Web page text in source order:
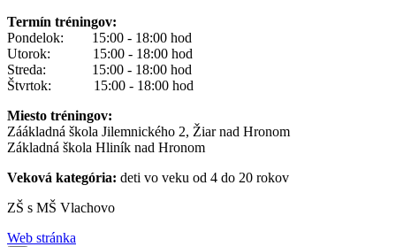
Termín tréningov:
Pondelok: 15:00 - 18:00 hod
Utorok: 15:00 - 18:00 hod
Streda: 15:00 - 18:00 hod
Štvrtok: 15:00 - 18:00 hod
Miesto tréningov:
Záákladná škola Jilemnického 2, Žiar nad Hronom
Základná škola Hliník nad Hronom
Veková kategória: deti vo veku od 4 do 20 rokov
ZŠ s MŠ Vlachovo
Web stránka